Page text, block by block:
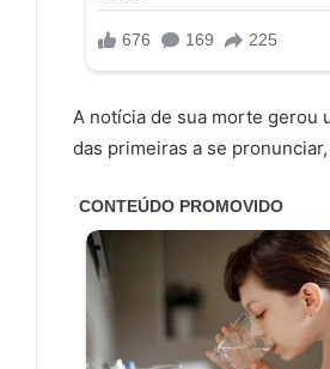
A notícia de sua morte gerou
das primeiras a se